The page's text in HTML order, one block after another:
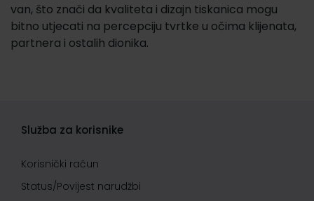
van, što znači da kvaliteta i dizajn tiskanica mogu
bitno utjecati na percepciju tvrtke u očima klijenata,
partnera i ostalih dionika.
Služba za korisnike
Korisnički račun
Status/Povijest narudžbi